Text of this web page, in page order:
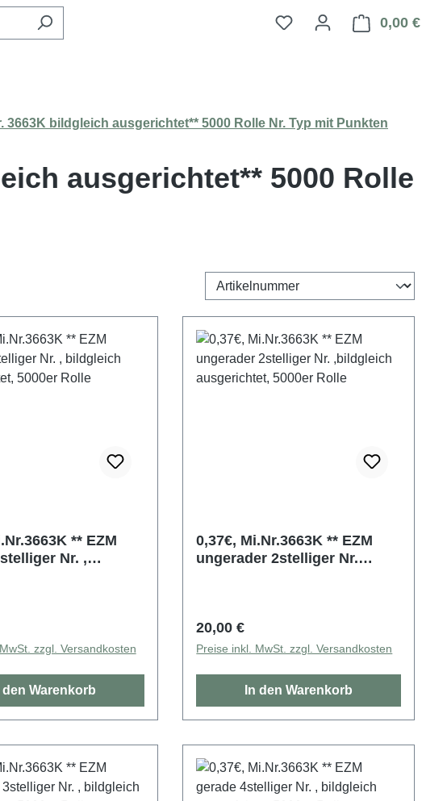
0,00 €
3663K bildgleich ausgerichtet** 5000 Rolle Nr. Typ mit Punkten
ausgerichtet** 5000 Rolle
** EZM
Nr. ,
zzgl. Versandkosten
den Warenkorb
0,37€, Mi.Nr.3663K ** EZM
ungerader 2stelliger Nr.
Regulärer Preis:
20,00 €
Preise inkl. MwSt. zzgl. Versandkosten
In den Warenkorb